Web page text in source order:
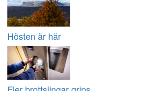
Hösten är här